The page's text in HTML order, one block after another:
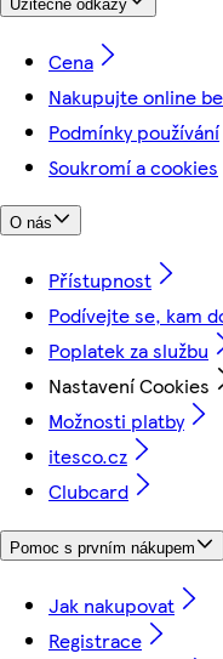
Užitečné odkazy
Cena
Nakupujte online
Podmínky používání
Soukromí a cookies
O nás
Přístupnost
Podívejte se, kam
Poplatek za službu
Nastavení Cookies
Možnosti platby
itesco.cz
Clubcard
Pomoc s prvním nákupem
Jak nakupovat
Registrace